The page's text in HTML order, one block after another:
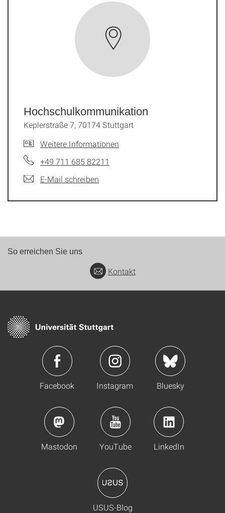
Hochschul­kommunikation
Keplerstraße 7, 70174 Stuttgart
Weitere Informationen
+49 711 685 82211
E-Mail schreiben
So erreichen Sie uns
Kontakt
Facebook Instagram Bluesky
Mastodon YouTube LinkedIn
USUS-Blog